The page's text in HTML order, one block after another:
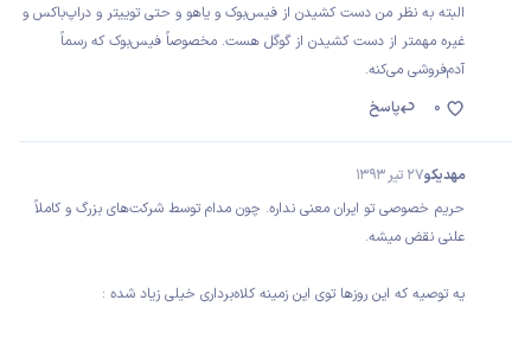
البته به نظر من دست کشیدن از فیس‌بوک و یاهو و حتی توییتر و دراپ‌باکس و
غیره مهمتر از دست کشیدن از گوگل هست. مخصوصاً فیس‌بوک که رسماً
آدم‌فروشی می‌کنه.
پاسخ
0
مهدیکو27 تیر 1393
حریم خصوصی تو ایران معنی نداره. چون مدام توسط شرکت‌های بزرگ و کاملاً
علنی نقض میشه.
یه توصیه که این روز‌ها توی این زمینه کلاه‌برداری خیلی زیاد شده :